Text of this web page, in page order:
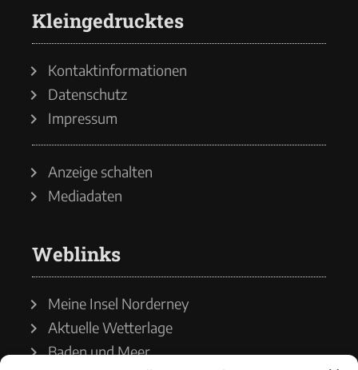
Kleingedrucktes
Kontaktinformationen
Datenschutz
Impressum
Anzeige schalten
Mediadaten
Weblinks
Meine Insel Norderney
Aktuelle Wetterlage
Baden und Meer